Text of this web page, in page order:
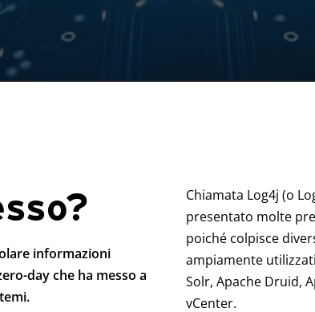
informazioni
day che ha messo a
Chiamata Log4j (o
presentato molte
poiché colpisce
ampiamente
Solr, Apache Druid,
vCenter.